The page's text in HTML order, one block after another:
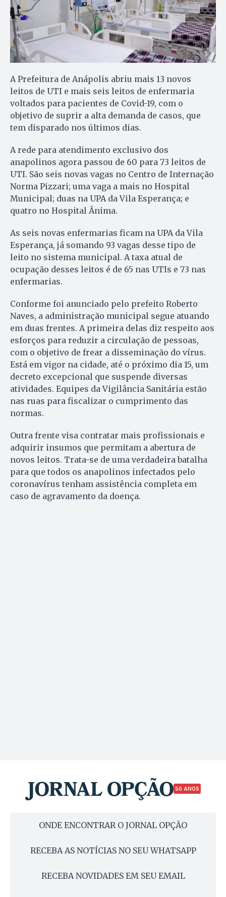
A Prefeitura de Anápolis abriu mais 13 novos
leitos de UTI e mais seis leitos de enfermaria
voltados para pacientes de Covid-19, com o
objetivo de suprir a alta demanda de casos, que
tem disparado nos últimos dias.
A rede para atendimento exclusivo dos
anapolinos agora passou de 60 para 73 leitos de
UTI. São seis novas vagas no Centro de Internação
Norma Pizzari; uma vaga a mais no Hospital
Municipal; duas na UPA da Vila Esperança; e
quatro no Hospital Ânima.
As seis novas enfermarias ficam na UPA da Vila
Esperança, já somando 93 vagas desse tipo de
leito no sistema municipal. A taxa atual de
ocupação desses leitos é de 65 nas UTIs e 73 nas
enfermarias.
Conforme foi anunciado pelo prefeito Roberto
Naves, a administração municipal segue atuando
em duas frentes. A primeira delas diz respeito aos
esforços para reduzir a circulação de pessoas,
com o objetivo de frear a disseminação do vírus.
Está em vigor na cidade, até o próximo dia 15, um
decreto excepcional que suspende diversas
atividades. Equipes da Vigilância Sanitária estão
nas ruas para fiscalizar o cumprimento das
normas.
Outra frente visa contratar mais profissionais e
adquirir insumos que permitam a abertura de
novos leitos. Trata-se de uma verdadeira batalha
para que todos os anapolinos infectados pelo
coronavírus tenham assistência completa em
caso de agravamento da doença.
50 ANOS
ONDE ENCONTRAR O JORNAL OPÇÃO
RECEBA AS NOTÍCIAS NO SEU WHATSAPP
RECEBA NOVIDADES EM SEU EMAIL